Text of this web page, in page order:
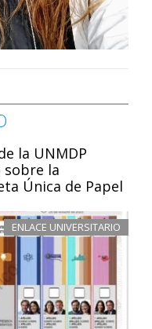
la UNMDP
la
Única de Papel
ENLACE UNIVERSITARIO